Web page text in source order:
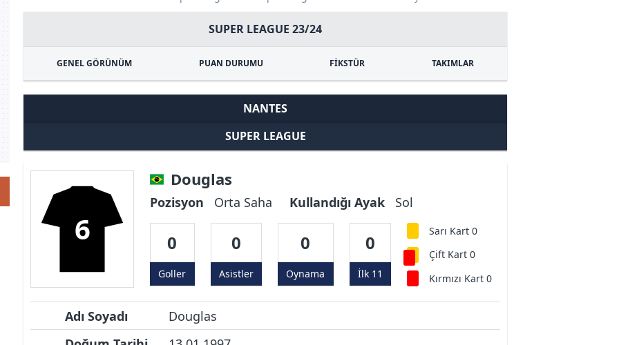
SUPER LEAGUE 23/24
GENEL GÖRÜNÜM PUAN DURUMU FİKSTÜR TAKIMLAR
NANTES
SUPER LEAGUE
6
Douglas
Pozisyon Orta Saha Kullandığı Ayak Sol
0
Goller
0
Asistler
0
Oynama
0
İlk 11
Sarı Kart 0
Çift Kart 0
Kırmızı Kart 0
Adı Soyadı
Douglas